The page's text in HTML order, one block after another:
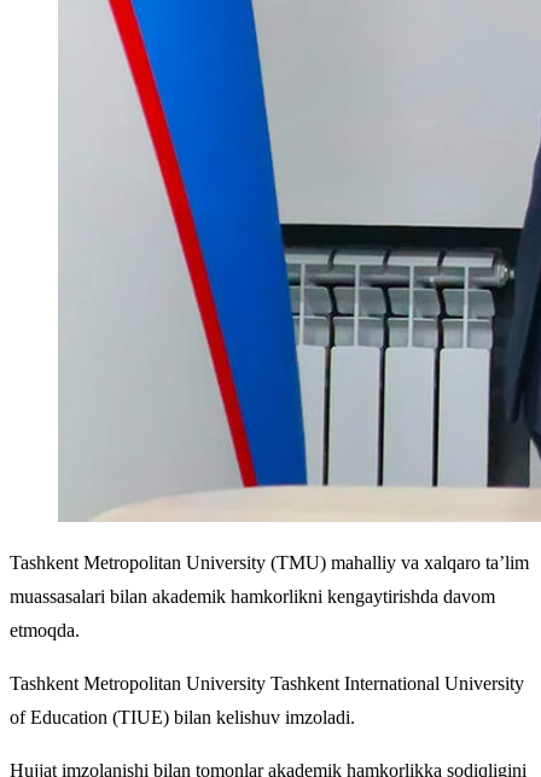
Tashkent Metropolitan University (TMU) mahalliy va xalqaro ta’lim
muassasalari bilan akademik hamkorlikni kengaytirishda davom
etmoqda.
Tashkent Metropolitan University Tashkent International University
of Education (TIUE) bilan kelishuv imzoladi.
Hujjat imzolanishi bilan tomonlar akademik hamkorlikka sodiqligini